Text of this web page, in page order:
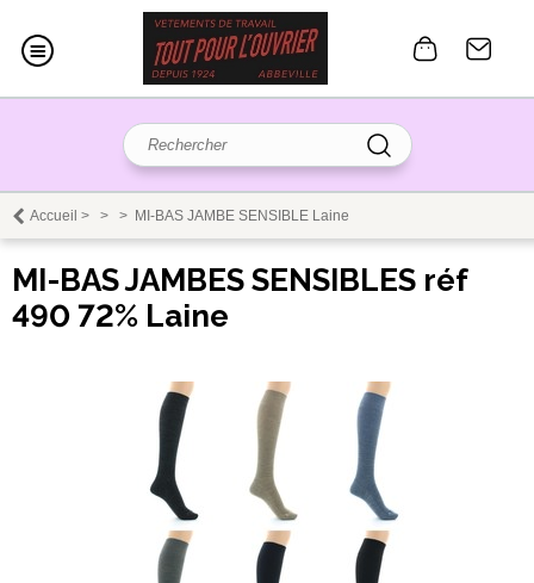
Accueil > > > MI-BAS JAMBE SENSIBLE Laine
MI-BAS JAMBES SENSIBLES réf
490 72% Laine